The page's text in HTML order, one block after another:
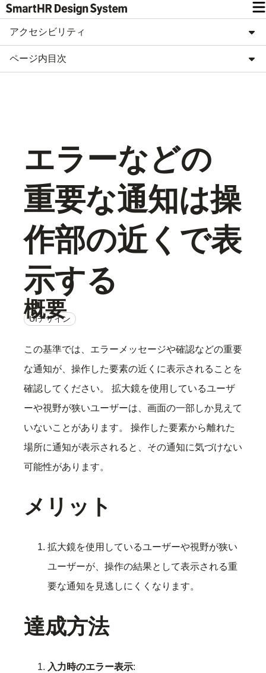
アクセシビリティ
ページ内目次
エラーなどの
重要な通知は操
作部の近くで表
示する
UIデザイン
概要
この基準では、エラーメッセージや確認などの重要
な通知が、操作した要素の近くに表示されることを
確認してください。 拡大鏡を使用しているユーザ
ーや視野が狭いユーザーは、画面の一部しか見えて
いないことがあります。 操作した要素から離れた
場所に通知が表示されると、その通知に気づけない
可能性があります。
メリット
拡大鏡を使用しているユーザーや視野が狭い
ユーザーが、操作の結果として表示される重
要な通知を見逃しにくくなります。
達成方法
入力時のエラー表示: